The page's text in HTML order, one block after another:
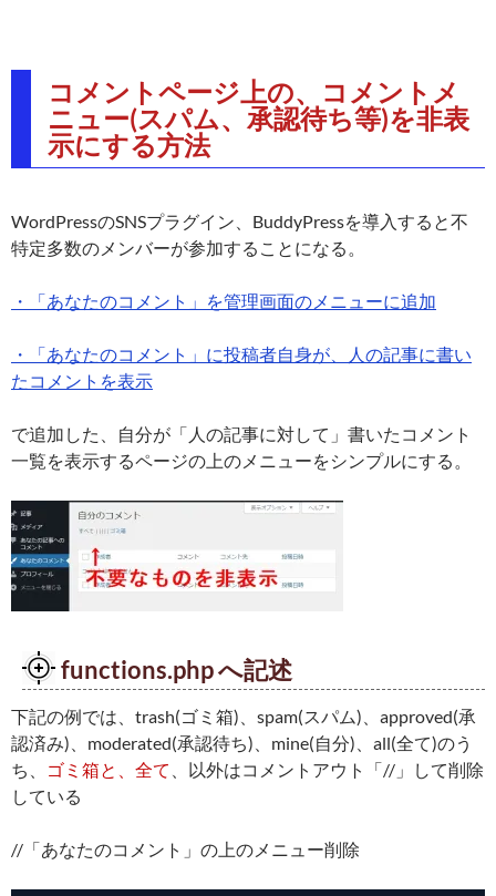
コメントページ上の、コメントメ
ニュー(スパム、承認待ち等)を非表
示にする方法
WordPressのSNSプラグイン、BuddyPressを導入すると不
特定多数のメンバーが参加することになる。
・「あなたのコメント」を管理画面のメニューに追加
・「あなたのコメント」に投稿者自身が、人の記事に書い
たコメントを表示
で追加した、自分が「人の記事に対して」書いたコメント
一覧を表示するページの上のメニューをシンプルにする。
functions.php へ記述
下記の例では、trash(ゴミ箱)、spam(スパム)、approved(承
認済み)、moderated(承認待ち)、mine(自分)、all(全て)のう
ち、
ゴミ箱と、全て
、以外はコメントアウト「//」して削除
している
//「あなたのコメント」の上のメニュー削除